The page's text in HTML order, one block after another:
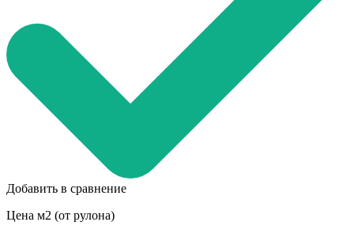
Добавить в сравнение
Цена м2 (от рулона)